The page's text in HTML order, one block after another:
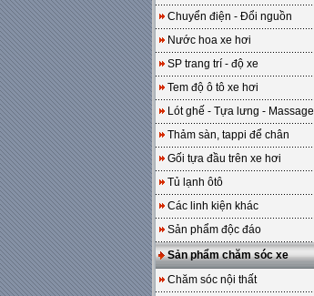
Chuyển điện - Đổi nguồn
Nước hoa xe hơi
SP trang trí - độ xe
Tem độ ô tô xe hơi
Lót ghế - Tựa lưng - Massage
Thảm sàn, tappi để chân
Gối tựa đầu trên xe hơi
Tủ lạnh ôtô
Các linh kiện khác
Sản phẩm độc đáo
Sản phẩm chăm sóc xe
Chăm sóc nội thất